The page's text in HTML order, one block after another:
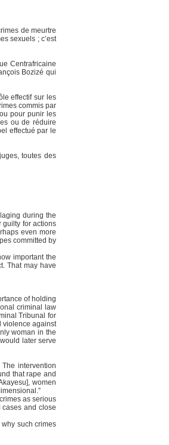
de meurtre
sexuels ; c’est
Centrafricaine
Bozizé qui
effectif sur les
commis par
pour punir les
ou de réduire
effectué par le
toutes des
during the
guilty for actions
even more
committed by
important the
That may have
of holding
criminal law
Tribunal for
violence against
woman in the
later serve
intervention
that rape and
women
as serious
and close
such crimes